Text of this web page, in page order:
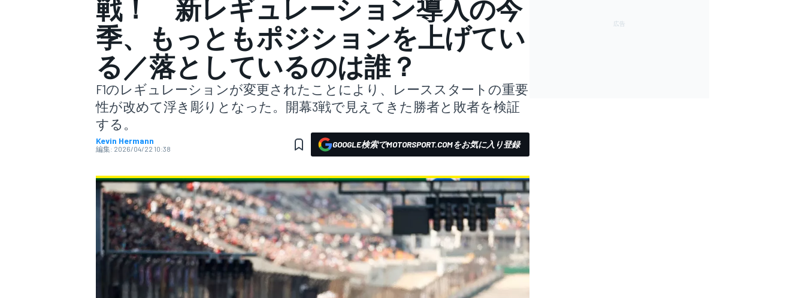
スーパーフォーミュラ
戦！ 新レギュレーション導入の今
季、もっともポジションを上げてい
る／落としているのは誰？
F1のレギュレーションが変更されたことにより、レーススタートの重要
性が改めて浮き彫りとなった。開幕3戦で見えてきた勝者と敗者を検証
する。
Kevin Hermann
編集: 2026/04/22 10:38 GOOGLE検索でMOTORSPORT.COMをお気に入り登録